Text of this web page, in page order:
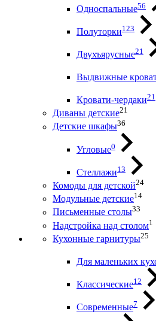
Односпальные56
Полуторки123
Двухъярусные21
Выдвижные
Кровати-чердаки21
Диваны детские21
Детские шкафы36
Угловые0
Стеллажи13
Комоды для детской24
Модульные детские14
Письменные столы33
Надстройка над столом1
Кухонные гарнитуры25
Для маленьких
Классические12
Современные7